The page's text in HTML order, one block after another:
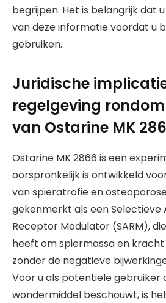
begrijpen. Het is belangrijk dat
van deze informatie voordat u
gebruiken.
Juridische
regelgeving
van Ostarine MK
Ostarine MK 2866 is een
oorspronkelijk is ontwikkeld
van spieratrofie en
gekenmerkt als een Selectieve
Receptor Modulator (SARM),
heeft om spiermassa en
zonder de negatieve
Voor u als potentiële gebruiker
wondermiddel beschouwt, is